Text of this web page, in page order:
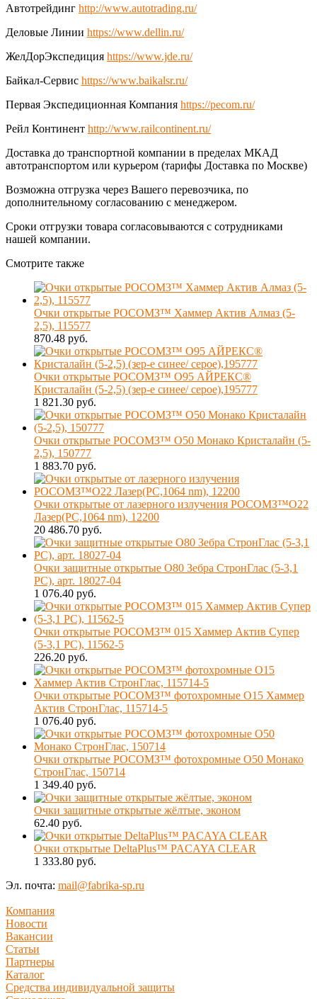
Автотрейдинг http://www.autotrading.ru/
Деловые Линии https://www.dellin.ru/
ЖелДорЭкспедиция https://www.jde.ru/
Байкал-Сервис https://www.baikalsr.ru/
Первая Экспедиционная Компания https://pecom.ru/
Рейл Континент http://www.railcontinent.ru/
Доставка до транспортной компании в пределах МКАД
автотранспортом или курьером (тарифы Доставка по Москве)
Возможна отгрузка через Вашего перевозчика, по
дополнительному согласованию с менеджером.
Сроки отгрузки товара согласовываются с сотрудниками
нашей компании.
Смотрите также
Очки открытые РОСОМЗ™ Хаммер Актив Алмаз (5-
2,5), 115577
870.48 руб.
Очки открытые РОСОМЗ™ О95 АЙРЕКС®
Кристалайн (5-2,5) (зер-е синее/ серое),195777
1 821.30 руб.
Очки открытые РОСОМЗ™ О50 Монако Кристалайн (5-
2,5), 150777
1 883.70 руб.
Очки открытые от лазерного излучения РОСОМЗ™О22
Лазер(РС,1064 nm), 12200
20 486.70 руб.
Очки защитные открытые О80 Зебра СтронГлас (5-3,1
PC), арт. 18027-04
1 076.40 руб.
Очки открытые РОСОМЗ™ 015 Хаммер Актив Супер
(5-3,1 PC), 11562-5
226.20 руб.
Очки открытые РОСОМЗ™ фотохромные О15 Хаммер
Актив СтронГлас, 115714-5
1 076.40 руб.
Очки открытые РОСОМЗ™ фотохромные О50 Монако
СтронГлас, 150714
1 349.40 руб.
Очки защитные открытые жёлтые, эконом
62.40 руб.
Очки открытые DeltaPlus™ PACAYA CLEAR
1 333.80 руб.
Эл. почта: mail@fabrika-sp.ru
Компания
Новости
Вакансии
Статьи
Партнеры
Каталог
Средства индивидуальной защиты